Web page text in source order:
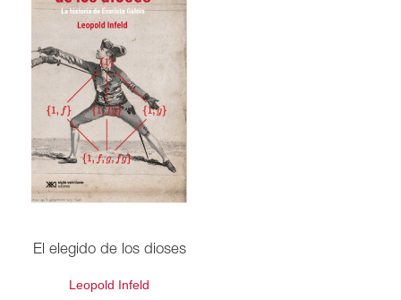
El elegido de los dioses
Leopold Infeld